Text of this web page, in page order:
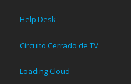
Help Desk
Circuito Cerrado de TV
Loading Cloud